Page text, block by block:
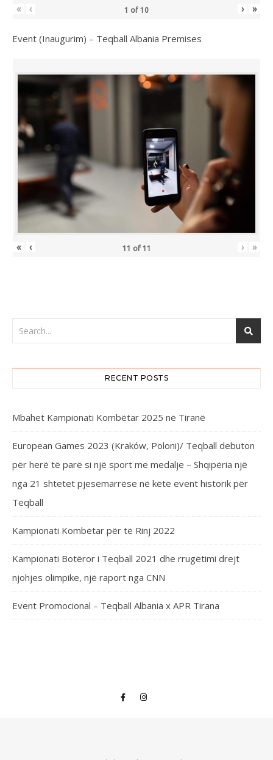
« ‹ 1 of 10 › »
Event (Inaugurim) – Teqball Albania Premises
« ‹ 11 of 11 › »
RECENT POSTS
Mbahet Kampionati Kombëtar 2025 në Tiranë
European Games 2023 (Kraków, Poloni)/ Teqball debuton
për herë të parë si një sport me medalje – Shqipëria një
nga 21 shtetet pjesëmarrëse në këtë event historik për
Teqball
Kampionati Kombëtar për të Rinj 2022
Kampionati Botëror i Teqball 2021 dhe rrugëtimi drejt
njohjes olimpike, një raport nga CNN
Event Promocional – Teqball Albania x APR Tirana